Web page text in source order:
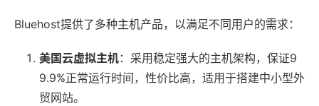
Bluehost提供了多种主机产品，以满足不同用户的需求：
美国云虚拟主机：采用稳定强大的主机架构，保证9
9.9%正常运行时间，性价比高，适用于搭建中小型外
贸网站。